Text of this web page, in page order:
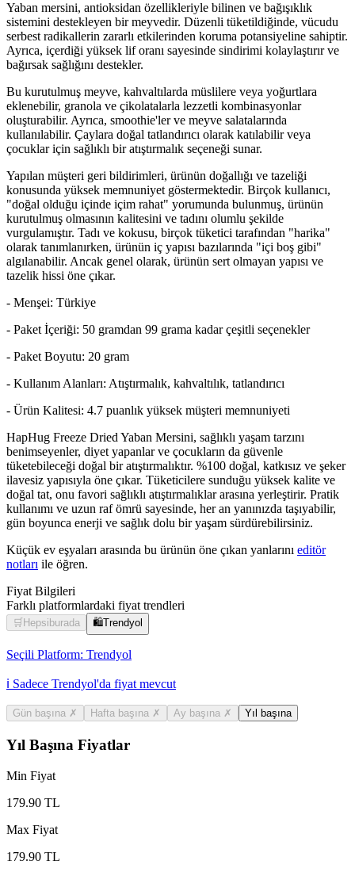
Yaban mersini, antioksidan özellikleriyle bilinen ve bağışıklık
sistemini destekleyen bir meyvedir. Düzenli tüketildiğinde, vücudu
serbest radikallerin zararlı etkilerinden koruma potansiyeline sahiptir.
Ayrıca, içerdiği yüksek lif oranı sayesinde sindirimi kolaylaştırır ve
bağırsak sağlığını destekler.
Bu kurutulmuş meyve, kahvaltılarda müslilere veya yoğurtlara
eklenebilir, granola ve çikolatalarla lezzetli kombinasyonlar
oluşturabilir. Ayrıca, smoothie'ler ve meyve salatalarında
kullanılabilir. Çaylara doğal tatlandırıcı olarak katılabilir veya
çocuklar için sağlıklı bir atıştırmalık seçeneği sunar.
Yapılan müşteri geri bildirimleri, ürünün doğallığı ve tazeliği
konusunda yüksek memnuniyet göstermektedir. Birçok kullanıcı,
"doğal olduğu içinde içim rahat" yorumunda bulunmuş, ürünün
kurutulmuş olmasının kalitesini ve tadını olumlu şekilde
vurgulamıştır. Tadı ve kokusu, birçok tüketici tarafından "harika"
olarak tanımlanırken, ürünün iç yapısı bazılarında "içi boş gibi"
algılanabilir. Ancak genel olarak, ürünün sert olmayan yapısı ve
tazelik hissi öne çıkar.
- Menşei: Türkiye
- Paket İçeriği: 50 gramdan 99 grama kadar çeşitli seçenekler
- Paket Boyutu: 20 gram
- Kullanım Alanları: Atıştırmalık, kahvaltılık, tatlandırıcı
- Ürün Kalitesi: 4.7 puanlık yüksek müşteri memnuniyeti
HapHug Freeze Dried Yaban Mersini, sağlıklı yaşam tarzını
benimseyenler, diyet yapanlar ve çocukların da güvenle
tüketebileceği doğal bir atıştırmalıktır. %100 doğal, katkısız ve şeker
ilavesiz yapısıyla öne çıkar. Tüketicilere sunduğu yüksek kalite ve
doğal tat, onu favori sağlıklı atıştırmalıklar arasına yerleştirir. Pratik
kullanımı ve uzun raf ömrü sayesinde, her an yanınızda taşıyabilir,
gün boyunca enerji ve sağlık dolu bir yaşam sürdürebilirsiniz.
Küçük ev eşyaları arasında bu ürünün öne çıkan yanlarını editör
notları ile öğren.
Fiyat Bilgileri
Farklı platformlardaki fiyat trendleri
🛒 Hepsiburada 🛍️Trendyol
Seçili Platform: Trendyol
ℹ️ Sadece Trendyol'da fiyat mevcut
Gün başına ✗ Hafta başına ✗ Ay başına ✗ Yıl başına
Yıl Başına Fiyatlar
Min Fiyat
179.90 TL
Max Fiyat
179.90 TL